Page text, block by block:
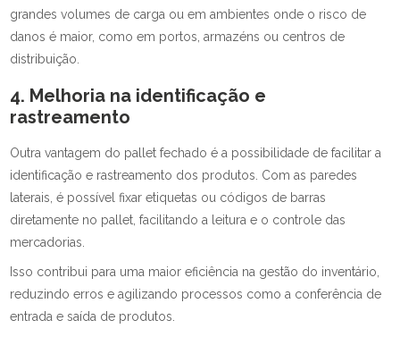
grandes volumes de carga ou em ambientes onde o risco de
danos é maior, como em portos, armazéns ou centros de
distribuição.
4. Melhoria na identificação e
rastreamento
Outra vantagem do pallet fechado é a possibilidade de facilitar a
identificação e rastreamento dos produtos. Com as paredes
laterais, é possível fixar etiquetas ou códigos de barras
diretamente no pallet, facilitando a leitura e o controle das
mercadorias.
Isso contribui para uma maior eficiência na gestão do inventário,
reduzindo erros e agilizando processos como a conferência de
entrada e saída de produtos.